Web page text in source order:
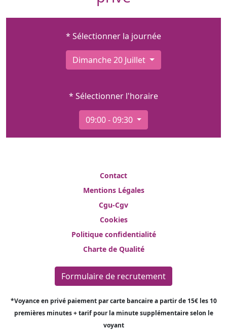
* Sélectionner la journée
Dimanche 20 Juillet
* Sélectionner l'horaire
09:00 - 09:30
Contact
Mentions Légales
Cgu-Cgv
Cookies
Politique confidentialité
Charte de Qualité
Formulaire de recrutement
*Voyance en privé paiement par carte bancaire a partir de 15€ les 10
premières minutes + tarif pour la minute supplémentaire selon le
voyant